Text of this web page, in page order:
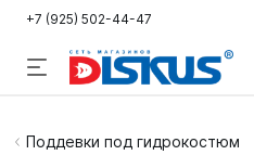
+7 (925) 502-44-47
Подводная
Поддевки под гидрокостюм